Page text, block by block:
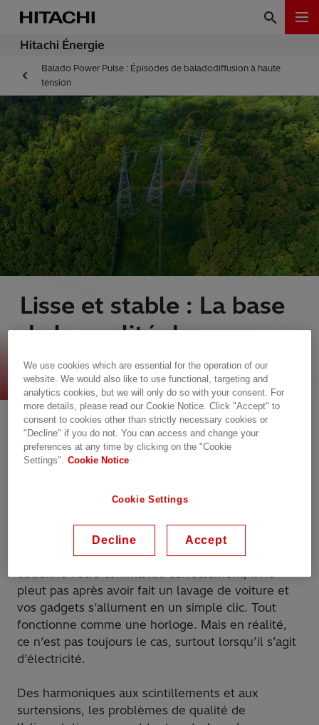
Hitachi Énergie
Balado Power Pulse : Épisodes de baladodiffusion à haute
tension
Lisse et stable : La base
de la qualité de
l’alimentation
Nous aimons tous que les choses se déroulent
comme vous vous y attendiez : le serveur
pleut pas après avoir fait un lavage de voiture et
vos gadgets s’allument en un simple clic. Tout
fonctionne comme une horloge. Mais en réalité,
ce n’est pas toujours le cas, surtout lorsqu’il s’agit
d’électricité.
Des harmoniques aux scintillements et aux
surtensions, les problèmes de qualité de
We use cookies which are essential for the operation of our
website. We would also like to use functional, targeting and
analytics cookies, but we will only do so with your consent. For
more details, please read our Cookie Notice. Click "Accept" to
consent to cookies other than strictly necessary cookies or
"Decline" if you do not. You can access and change your
preferences at any time by clicking on the "Cookie
Settings". Cookie Notice
Cookie Settings
Decline Accept